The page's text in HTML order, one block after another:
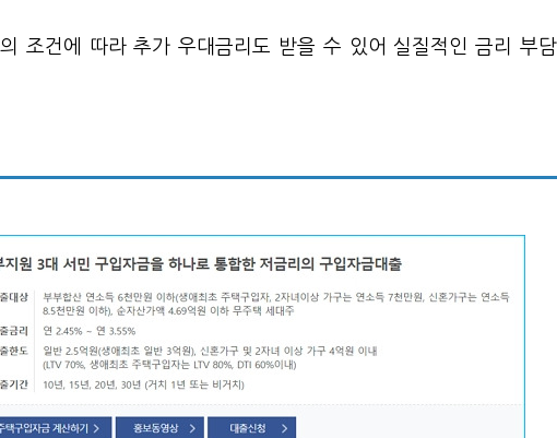
조건에 따라 추가 우대금리도 받을 수 있어 실질적인 금리 부